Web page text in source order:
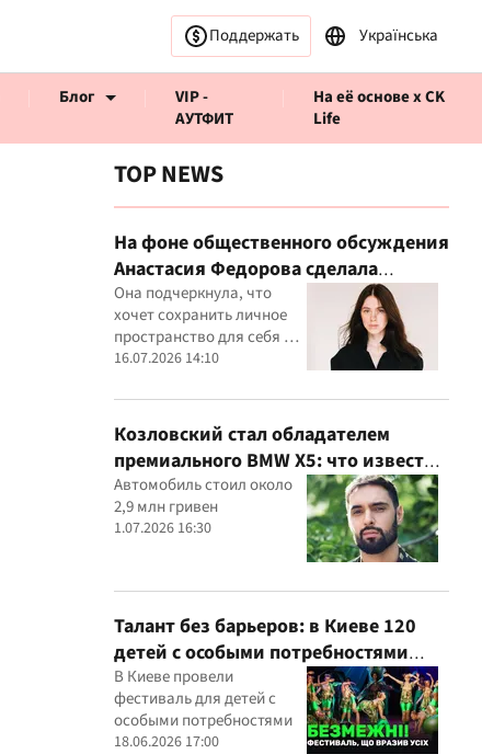
Поддержать Українська
Блог
VIP -
АУТФИТ
На её основе x CK
Life
TOP NEWS
На фоне общественного обсуждения
Анастасия Федорова сделала
публичное заявление
Она подчеркнула, что
хочет сохранить личное
пространство для себя и
своего ребенка
16.07.2026 14:10
Козловский стал обладателем
премиального BMW X5: что известно
о покупке
Автомобиль стоил около
2,9 млн гривен
1.07.2026 16:30
Талант без барьеров: в Киеве 120
детей с особыми потребностями
выступили на всеукраинском
фестивале
В Киеве провели
фестиваль для детей с
особыми потребностями
18.06.2026 17:00